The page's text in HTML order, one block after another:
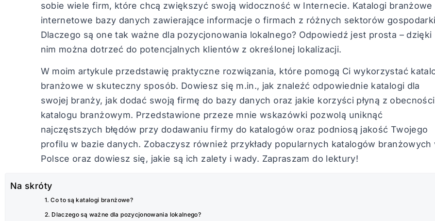
sobie wiele firm, które chcą zwiększyć swoją widoczność w Internecie. Katalogi branżowe
internetowe bazy danych zawierające informacje o firmach z różnych sektorów
Dlaczego są one tak ważne dla pozycjonowania lokalnego? Odpowiedź jest prosta – dzięki
nim można dotrzeć do potencjalnych klientów z określonej lokalizacji.
W moim artykule przedstawię praktyczne rozwiązania, które pomogą Ci wykorzystać
branżowe w skuteczny sposób. Dowiesz się m.in., jak znaleźć odpowiednie katalogi dla
swojej branży, jak dodać swoją firmę do bazy danych oraz jakie korzyści płyną z
katalogu branżowym. Przedstawione przeze mnie wskazówki pozwolą uniknąć
najczęstszych błędów przy dodawaniu firmy do katalogów oraz podniosą jakość Twojego
profilu w bazie danych. Zobaczysz również przykłady popularnych katalogów branżowych
Polsce oraz dowiesz się, jakie są ich zalety i wady. Zapraszam do lektury!
Na skróty
Co to są katalogi branżowe?
Dlaczego są ważne dla pozycjonowania lokalnego?